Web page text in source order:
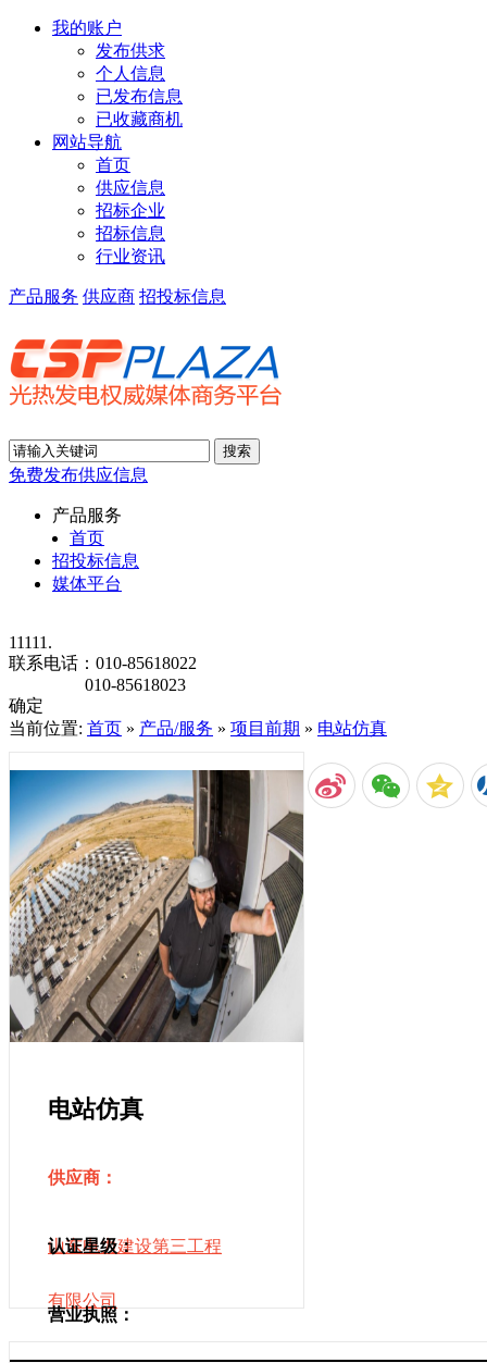
我的账户
发布供求
个人信息
已发布信息
已收藏商机
网站导航
首页
供应信息
招标企业
招标信息
行业资讯
产品服务 供应商 招投标信息
免费发布供应信息
产品服务
首页
招投标信息
媒体平台
11111.
联系电话： 010-85618022
010-85618023
确定
当前位置: 首页 » 产品/服务 » 项目前期 » 电站仿真
电站仿真
供应商：
山东电力建设第三工程
有限公司
认证星级：
营业执照：